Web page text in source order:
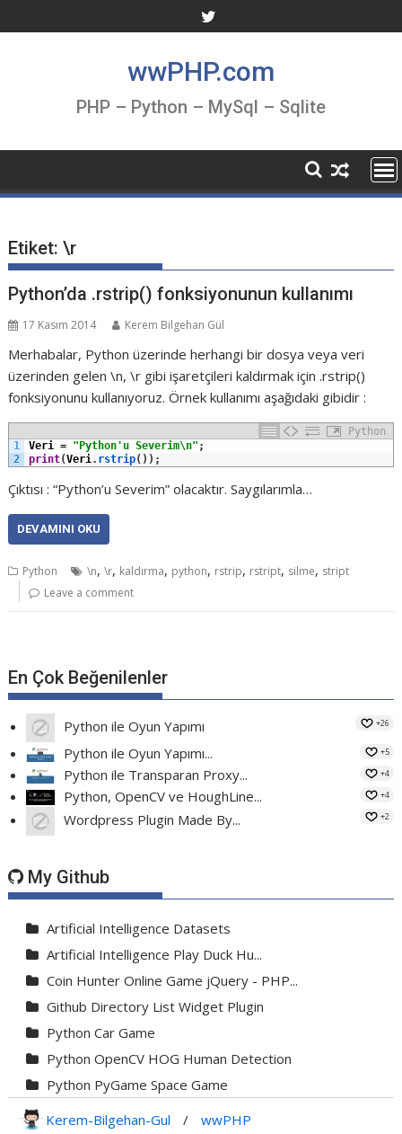
to
wwPHP.com
PHP – Python – MySql – Sqlite
Etiket:\r
Python’da .rstrip() fonksiyonunun kullanımı
17 Kasım 2014 Kerem Bilgehan Gül
Merhabalar, Python üzerinde herhangi bir dosya veya veri
üzerinden gelen \n, \r gibi işaretçileri kaldırmak için .rstrip()
fonksiyonunu kullanıyoruz. Örnek kullanımı aşağıdaki gibidir :
Python
1
2
Veri = "Python'u Severim\n" ;
print(Veri. rstrip( ) ) ;
Çıktısı : “Python’u Severim” olacaktır. Saygılarımla…
DEVAMINI OKU
Python \n,\r, kaldırma, python, rstrip, rstript, silme, stript
Leave a comment
En Çok Beğenilenler
Python ile Oyun Yapımı +26
Python ile Oyun Yapımı... +5
Python ile Transparan Proxy... +4
Python, OpenCV ve HoughLine... +4
Wordpress Plugin Made By... +2
My Github
Artificial Intelligence Datasets
Artificial Intelligence Play Duck Hu...
Coin Hunter Online Game jQuery - PHP...
Github Directory List Widget Plugin
Python Car Game
Python OpenCV HOG Human Detection
Python PyGame Space Game
Python PyGame Yılan Oyunu - Snake G...
Kerem-Bilgehan-Gul / wwPHP